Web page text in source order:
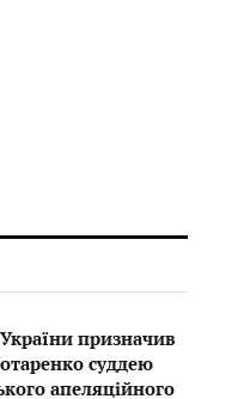
призначив
суддею
апеляційного